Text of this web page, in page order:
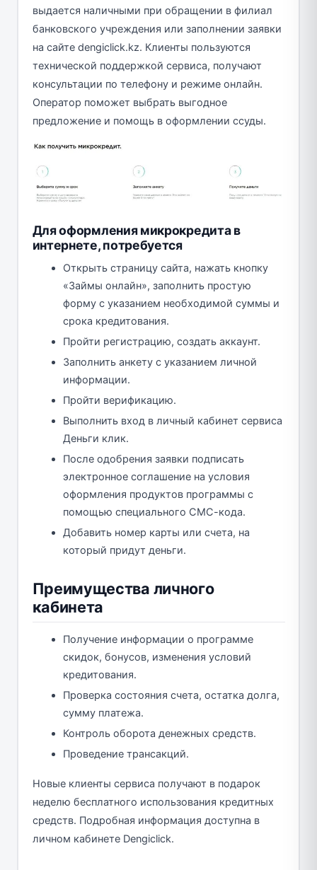
выдается наличными при обращении в филиал
банковского учреждения или заполнении заявки
на сайте dengiclick.kz. Клиенты пользуются
технической поддержкой сервиса, получают
консультации по телефону и режиме онлайн.
Оператор поможет выбрать выгодное
предложение и помощь в оформлении ссуды.
Для оформления микрокредита в
интернете, потребуется
Открыть страницу сайта, нажать кнопку
«Займы онлайн», заполнить простую
форму с указанием необходимой суммы и
срока кредитования.
Пройти регистрацию, создать аккаунт.
Заполнить анкету с указанием личной
информации.
Пройти верификацию.
Выполнить вход в личный кабинет сервиса
Деньги клик.
После одобрения заявки подписать
электронное соглашение на условия
оформления продуктов программы с
помощью специального СМС-кода.
Добавить номер карты или счета, на
который придут деньги.
Преимущества личного
кабинета
Получение информации о программе
скидок, бонусов, изменения условий
кредитования.
Проверка состояния счета, остатка долга,
сумму платежа.
Контроль оборота денежных средств.
Проведение трансакций.
Новые клиенты сервиса получают в подарок
неделю бесплатного использования кредитных
средств. Подробная информация доступна в
личном кабинете Dengiclick.